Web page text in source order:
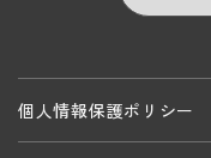
個人情報保護ポリシー